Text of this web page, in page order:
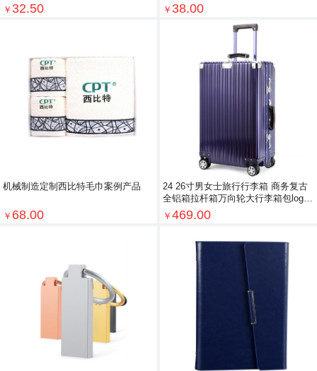
￥ 32.50
￥ 38.00
机械制造定制西比特毛巾案例产品
￥ 68.00
24 26寸男女士旅行行李箱 商务复古
全铝箱拉杆箱万向轮大行李箱包logo
定制
￥ 469.00